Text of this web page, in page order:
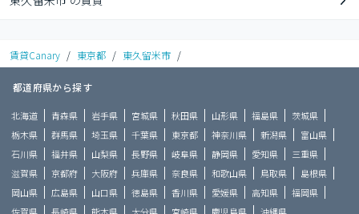
賃貸Canary / 東京都 / 東久留米市 /
都道府県から探す
北海道 青森県 岩手県 宮城県 秋田県 山形県 福島県
茨城県
栃木県
群馬県 埼玉県 千葉県 東京都 神奈川県 新潟県
富山県
石川県
福井県 山梨県 長野県 岐阜県 静岡県 愛知県
三重県
滋賀県
京都府 大阪府 兵庫県 奈良県 和歌山県 鳥取県
島根県
岡山県
広島県 山口県 徳島県 香川県 愛媛県 高知県
福岡県